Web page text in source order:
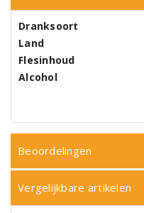
Dranksoort
Land
Flesinhoud
Alcohol
Beoordelingen
Vergelijkbare artikelen